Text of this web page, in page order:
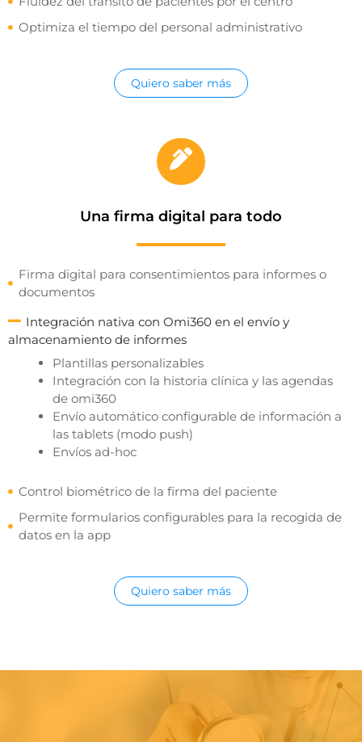
Optimiza el tiempo del personal administrativo
Quiero saber más
Una firma digital para todo
Firma digital para consentimientos para informes o
documentos
Integración nativa con Omi360 en el envío y
almacenamiento de informes
Plantillas personalizables
Integración con la historia clínica y las agendas
de omi360
Envío automático configurable de información a
las tablets (modo push)
Envíos ad-hoc
Control biométrico de la firma del paciente
Permite formularios configurables para la recogida de
datos en la app
Quiero saber más